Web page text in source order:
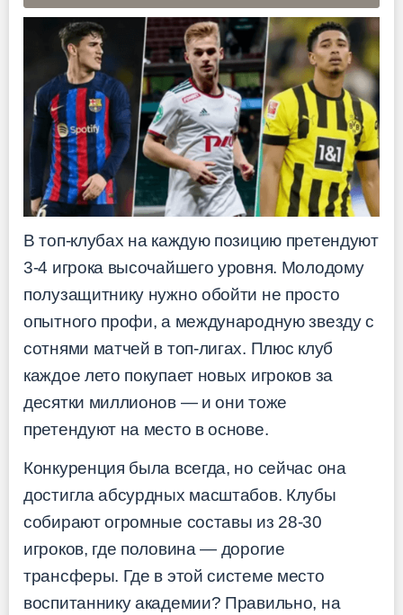
В топ-клубах на каждую позицию претендуют
3-4 игрока высочайшего уровня. Молодому
полузащитнику нужно обойти не просто
опытного профи, а международную звезду с
сотнями матчей в топ-лигах. Плюс клуб
каждое лето покупает новых игроков за
десятки миллионов — и они тоже
претендуют на место в основе.
Конкуренция была всегда, но сейчас она
достигла абсурдных масштабов. Клубы
собирают огромные составы из 28-30
игроков, где половина — дорогие
трансферы. Где в этой системе место
воспитаннику академии? Правильно, на